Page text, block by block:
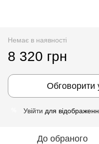
Немає в наявності
8 320 грн
Обговорити
Увійти для
До обраного